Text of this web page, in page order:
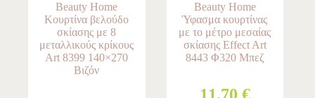
Beauty Home
Κουρτίνα βελούδο
σκίασης με 8
μεταλλικούς κρίκους
Art 8399 140×270
Βιζόν
Beauty Home
Ύφασμα κουρτίνας
με το μέτρο μεσαίας
σκίασης Effect Art
8443 Φ320 Μπεζ